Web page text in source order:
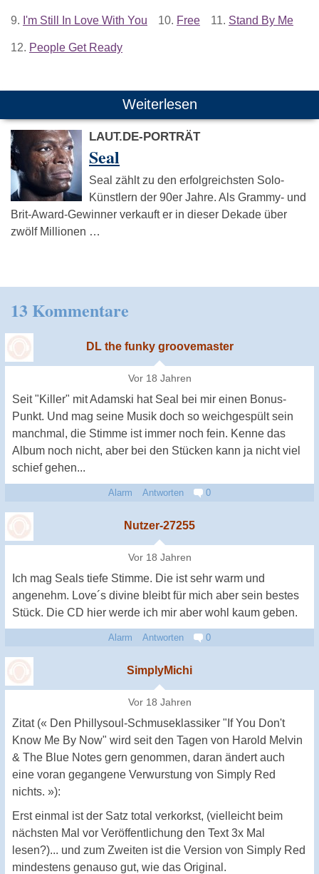
9. I'm Still In Love With You 10. Free 11. Stand By Me
12. People Get Ready
Weiterlesen
LAUT.DE-PORTRÄT
Seal
Seal zählt zu den erfolgreichsten Solo-
Künstlern der 90er Jahre. Als Grammy- und
Brit-Award-Gewinner verkauft er in dieser Dekade über
zwölf Millionen …
13 Kommentare
DL the funky groovemaster
Vor 18 Jahren
Seit "Killer" mit Adamski hat Seal bei mir einen Bonus-
Punkt. Und mag seine Musik doch so weichgespült sein
manchmal, die Stimme ist immer noch fein. Kenne das
Album noch nicht, aber bei den Stücken kann ja nicht viel
schief gehen...
Alarm Antworten 0
Nutzer-27255
Vor 18 Jahren
Ich mag Seals tiefe Stimme. Die ist sehr warm und
angenehm. Love´s divine bleibt für mich aber sein bestes
Stück. Die CD hier werde ich mir aber wohl kaum geben.
Alarm Antworten 0
SimplyMichi
Vor 18 Jahren
Zitat (« Den Phillysoul-Schmuseklassiker "If You Don't
Know Me By Now" wird seit den Tagen von Harold Melvin
& The Blue Notes gern genommen, daran ändert auch
eine voran gegangene Verwurstung von Simply Red
nichts. »):
Erst einmal ist der Satz total verkorkst, (vielleicht beim
nächsten Mal vor Veröffentlichung den Text 3x Mal
lesen?)... und zum Zweiten ist die Version von Simply Red
mindestens genauso gut, wie das Original.